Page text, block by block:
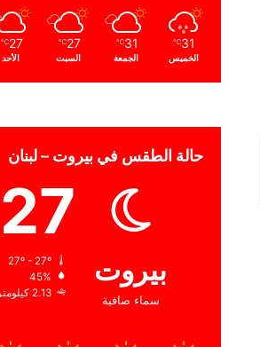
31
℃
الخميس
31
℃
الجمعة
27
℃
السبت
27
℃
الأحد
حالة الطقس في بيروت – لبنان
بيروت
سماء صافية
27
45%
2.13 كيلومتر/ساعة